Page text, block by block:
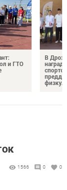
и ГТО
В
1566 0 0